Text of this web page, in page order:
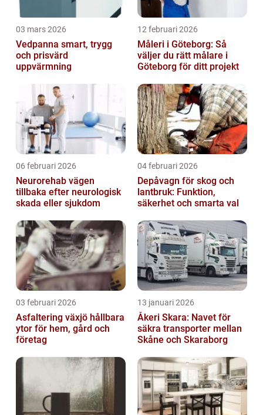
03 mars 2026
Vedpanna smart, trygg
och prisvärd
uppvärmning
12 februari 2026
Måleri i Göteborg: Så
väljer du rätt målare i
Göteborg för ditt projekt
06 februari 2026
Neurorehab vägen
tillbaka efter neurologisk
skada eller sjukdom
04 februari 2026
Depåvagn för skog och
lantbruk: Funktion,
säkerhet och smarta val
03 februari 2026
Asfaltering växjö hållbara
ytor för hem, gård och
företag
13 januari 2026
Åkeri Skara: Navet för
säkra transporter mellan
Skåne och Skaraborg